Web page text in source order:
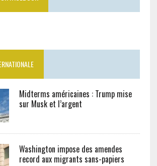
Midterms américaines : Trump mise
sur Musk et l’argent
Washington impose des amendes
record aux migrants sans-papiers